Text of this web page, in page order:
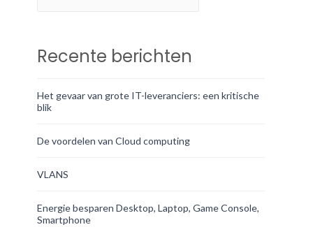
Recente berichten
Het gevaar van grote IT-leveranciers: een kritische
blik
De voordelen van Cloud computing
VLANS
Energie besparen Desktop, Laptop, Game Console,
Smartphone